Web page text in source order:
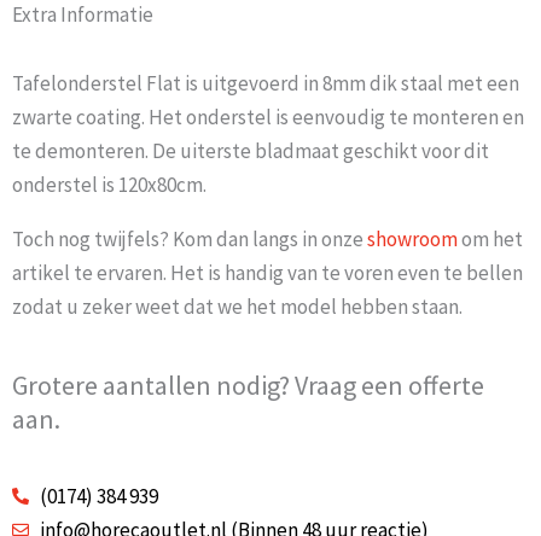
Extra Informatie
Tafelonderstel Flat is uitgevoerd in 8mm dik staal met een
zwarte coating. Het onderstel is eenvoudig te monteren en
te demonteren. De uiterste bladmaat geschikt voor dit
onderstel is 120x80cm.
Toch nog twijfels? Kom dan langs in onzeshowroomom het
artikel te ervaren. Het is handig van te voren even te bellen
zodat u zeker weet dat we het model hebben staan.
Grotere aantallen nodig? Vraag een offerte
aan.
(0174) 384 939
info@horecaoutlet.nl (Binnen 48 uur reactie)